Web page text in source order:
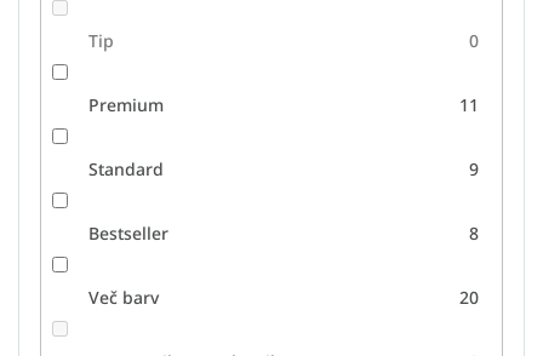
Tip 0
Premium 11
Standard 9
Bestseller 8
Več barv 20